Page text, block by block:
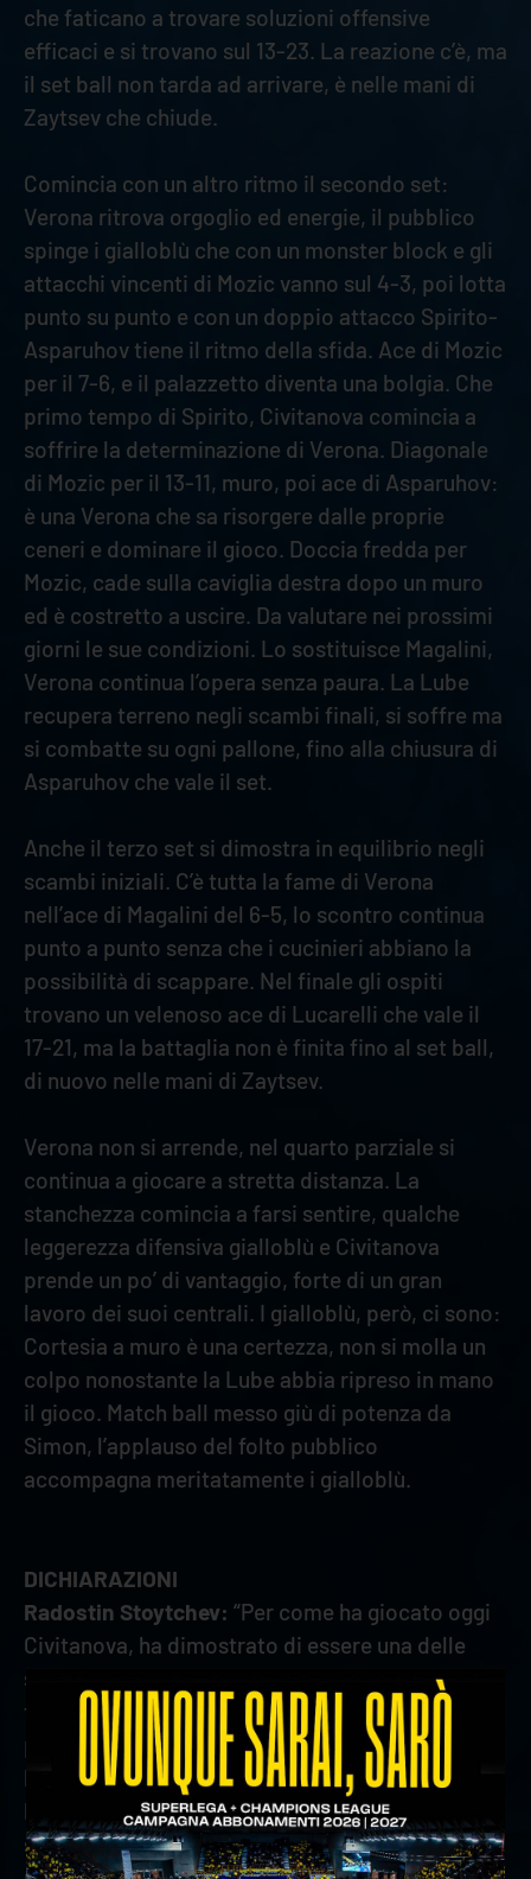
che faticano a trovare soluzioni offensive
efficaci e si trovano sul 13-23. La reazione c’è, ma
il set ball non tarda ad arrivare, è nelle mani di
Zaytsev che chiude.
Comincia con un altro ritmo il secondo set:
Verona ritrova orgoglio ed energie, il pubblico
spinge i gialloblù che con un monster block e gli
attacchi vincenti di Mozic vanno sul 4-3, poi lotta
punto su punto e con un doppio attacco Spirito-
Asparuhov tiene il ritmo della sfida. Ace di Mozic
per il 7-6, e il palazzetto diventa una bolgia. Che
primo tempo di Spirito, Civitanova comincia a
soffrire la determinazione di Verona. Diagonale
di Mozic per il 13-11, muro, poi ace di Asparuhov:
è una Verona che sa risorgere dalle proprie
ceneri e dominare il gioco. Doccia fredda per
Mozic, cade sulla caviglia destra dopo un muro
ed è costretto a uscire. Da valutare nei prossimi
giorni le sue condizioni. Lo sostituisce Magalini,
Verona continua l’opera senza paura. La Lube
recupera terreno negli scambi finali, si soffre ma
si combatte su ogni pallone, fino alla chiusura di
Asparuhov che vale il set.
Anche il terzo set si dimostra in equilibrio negli
scambi iniziali. C’è tutta la fame di Verona
nell’ace di Magalini del 6-5, lo scontro continua
punto a punto senza che i cucinieri abbiano la
possibilità di scappare. Nel finale gli ospiti
trovano un velenoso ace di Lucarelli che vale il
17-21, ma la battaglia non è finita fino al set ball,
di nuovo nelle mani di Zaytsev.
Verona non si arrende, nel quarto parziale si
continua a giocare a stretta distanza. La
stanchezza comincia a farsi sentire, qualche
leggerezza difensiva gialloblù e Civitanova
prende un po’ di vantaggio, forte di un gran
lavoro dei suoi centrali. I gialloblù, però, ci sono:
Cortesia a muro è una certezza, non si molla un
colpo nonostante la Lube abbia ripreso in mano
il gioco. Match ball messo giù di potenza da
Simon, l’applauso del folto pubblico
accompagna meritatamente i gialloblù.
DICHIARAZIONI
Radostin Stoytchev: “Per come ha giocato oggi
Civitanova, ha dimostrato di essere una delle
squadre più forti in Italia. Hanno battuto
fortissimo, mettendoci sotto pressione. Non
posso lamentarmi con la nostra ricezione, le
battute arrivavano in zona di conflitto a 120
km/h, lì c’è stata la differenza. Poi nel secondo
set, abbiamo cominciato a fare una bella